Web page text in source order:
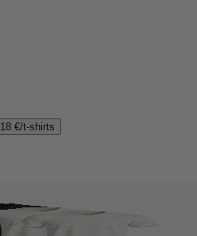
18 €/t-shirts